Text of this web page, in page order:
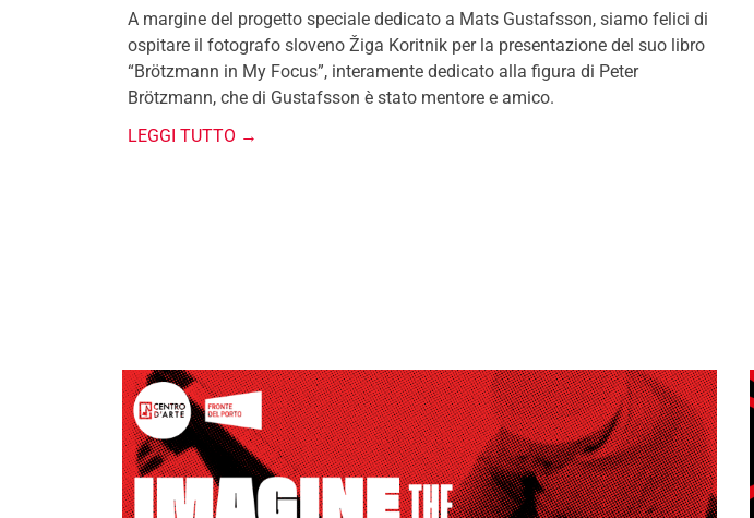
A margine del progetto speciale dedicato a Mats Gustafsson, siamo felici di
ospitare il fotografo sloveno Žiga Koritnik per la presentazione del suo libro
“Brötzmann in My Focus”, interamente dedicato alla figura di Peter
Brötzmann, che di Gustafsson è stato mentore e amico.
LEGGI TUTTO →